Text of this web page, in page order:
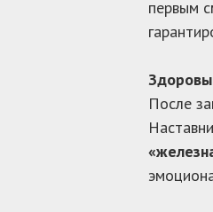
первым
После